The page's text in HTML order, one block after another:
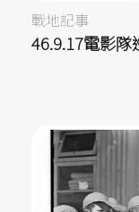
戰地記事
46.9.17電影隊